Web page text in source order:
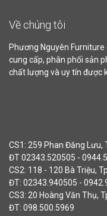
Về chúng tôi
Phương Nguyên
cung cấp, phân phối sản
chất lượng và uy tín được
CS1: 259 Phan Đăng Lưu,
ĐT 02343.520505 -
CS2: 118 - 120 Bà Triệu,
ĐT: 02343.940505 -
CS3: 20 Hoàng Văn Thụ,
ĐT: 098.500.5969